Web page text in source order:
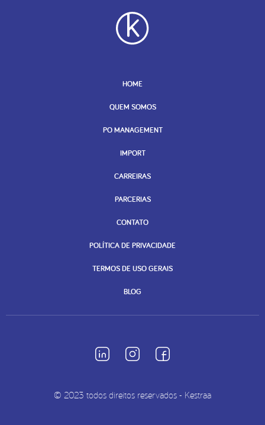
HOME
QUEM SOMOS
PO MANAGEMENT
IMPORT
CARREIRAS
PARCERIAS
CONTATO
POLÍTICA DE PRIVACIDADE
TERMOS DE USO GERAIS
BLOG
© 2023 todos direitos reservados - Kestraa